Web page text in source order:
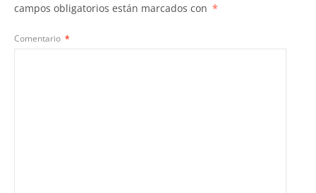
campos obligatorios están marcados con *
Comentario *